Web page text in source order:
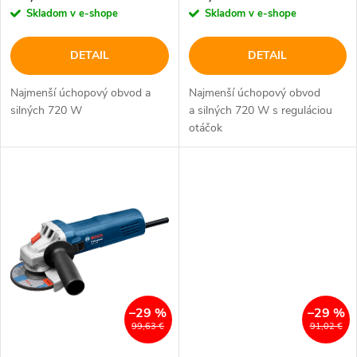
o
d
u
v
d
u
k
t
Skladom v e-shope
DETAIL
Najmenší úchopový obvod a
silných 720 W
Skladom v e-shope
DETAIL
Najmenší úchopový obvod
a silných 720 W s reguláciou
otáčok
99,63 €
–29 %
91,02 €
–29 %